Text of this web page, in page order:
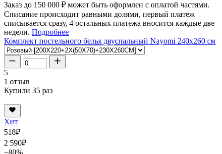
Заказ до 150 000 ₽ может быть оформлен с оплатой частями.
Списание происходит равными долями, первый платеж
списывается сразу, 4 остальных платежа вносится каждые две
недели. Подробнее
Комплект постельного белья двуспальный Nayomi 240x260 см
5
1 отзыв
Купили 35 раз
Хит
518₽
2 590₽